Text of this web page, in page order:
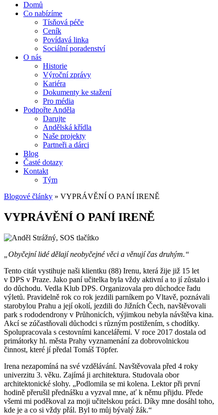
Domů
Co nabízíme
Tísňová péče
Ceník
Povídavá linka
Sociální poradenství
O nás
Historie
Výroční zprávy
Kariéra
Dokumenty ke stažení
Pro média
Podpořte Anděla
Darujte
Andělská křídla
Naše projekty
Partneři a dárci
Blog
Časté dotazy
Kontakt
Tým
Blogové články » VYPRÁVĚNÍ O PANÍ IRENĚ
VYPRÁVĚNÍ O PANÍ IRENĚ
„Obyčejní lidé dělají neobyčejné věci a věnují čas druhým.“
Tento citát vystihuje naši klientku (88) Irenu, která žije již 15 let
v DPS v Praze. Jako paní učitelka byla vždy aktivní a to jí zůstalo i
do důchodu. Vedla Klub DPS. Organizovala pro důchodce řadu
výletů. Pravidelně rok co rok jezdili parníkem po Vltavě, poznávali
starobylou Prahu a její okolí, jezdili do Jižních Čech, navštěvovali
park s rododendrony v Průhonicích, výjimkou nebyla návštěva kina.
Akcí se zúčastňovali důchodci s různým postižením, s chodítky.
Spolupracovala s cestovními kancelářemi. V roce 2017 dostala od
primátorky hl. města Prahy vyznamenání za dobrovolnickou
činnost, které jí předal Tomáš Töpfer.
Irena nezapomíná na své vzdělávání. Navštěvovala před 4 roky
univerzitu 3. věku. Zajímá ji architektura. Studovala obor
architektonické slohy. „Podlomila se mi kolena. Lektor při první
hodině přerušil přednášku a vyzval mne, ať k němu přijdu. Přede
všemi mi poděkoval za moji učitelskou práci. Díky mne dosáhl toho,
kde je a co si vždy přál. Byl to můj bývalý žák.“